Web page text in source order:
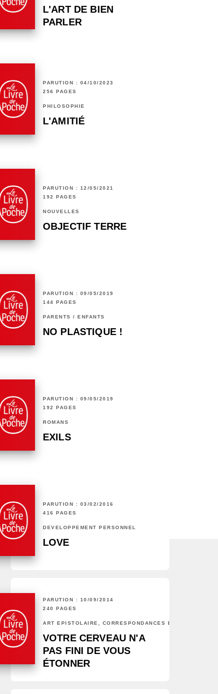
L'ART DE BIEN
PARLER
PARUTION : 04/10/2023
256 PAGES
PHILOSOPHIE
L'AMITIÉ
PARUTION : 12/05/2021
192 PAGES
NOUVELLES
OBJECTIF TERRE
PARUTION : 09/05/2019
144 PAGES
PARENTS / ENFANTS
NO PLASTIQUE !
PARUTION : 09/05/2019
192 PAGES
ROMANS
EXILS
PARUTION : 03/02/2016
416 PAGES
DÉVELOPPEMENT PERSONNEL
LOVE
PARUTION : 10/09/2014
240 PAGES
ART ÉPISTOLAIRE, CORRESPONDANCES ET CHRONIQUES
VOTRE CERVEAU N'A
PAS FINI DE VOUS
ÉTONNER